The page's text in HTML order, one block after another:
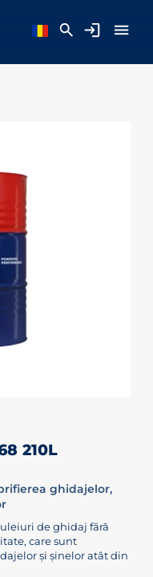
210L
ghidajelor,
de ghidaj fără
care sunt
și șinelor atât din